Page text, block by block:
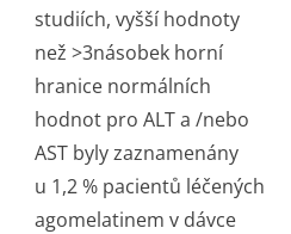
studiích, vyšší hodnoty
než >3násobek horní
hranice normálních
hodnot pro ALT a /nebo
AST byly zaznamenány
u 1,2 % pacientů léčených
agomelatinem v dávce